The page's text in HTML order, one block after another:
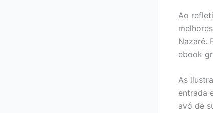
Ao
Nazaré.
ebook
As
entrada
avó de